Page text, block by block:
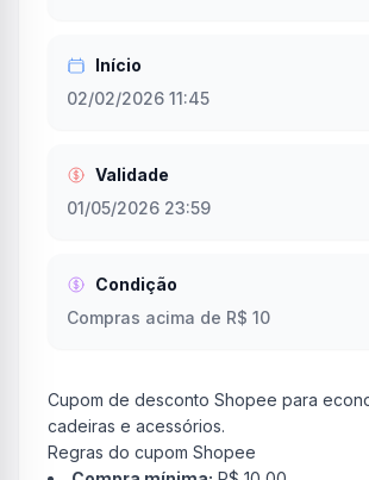
Início
02/02/2026 11:45
Validade
01/05/2026 23:59
Condição
Compras acima de R$ 10
Cupom de desconto Shopee para
cadeiras e acessórios.
Regras do cupom Shopee